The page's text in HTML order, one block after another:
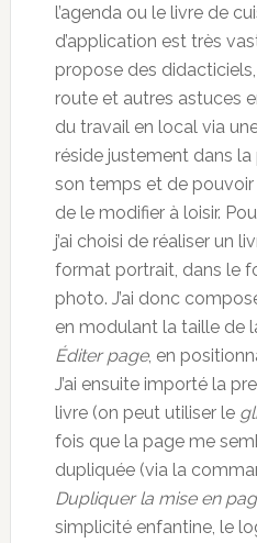
l’agenda ou le livre de
d’application est très
propose des
route et autres astuces
du travail en local via
réside justement dans
son temps et de pouvoir
de le modifier à loisir.
j’ai choisi de réaliser un
format portrait, dans le
photo. J’ai donc
en modulant la taille de
Éditer page, en
J’ai ensuite importé la
livre (on peut utiliser le
fois que la page me
dupliquée (via la
Dupliquer la mise en
simplicité enfantine, le